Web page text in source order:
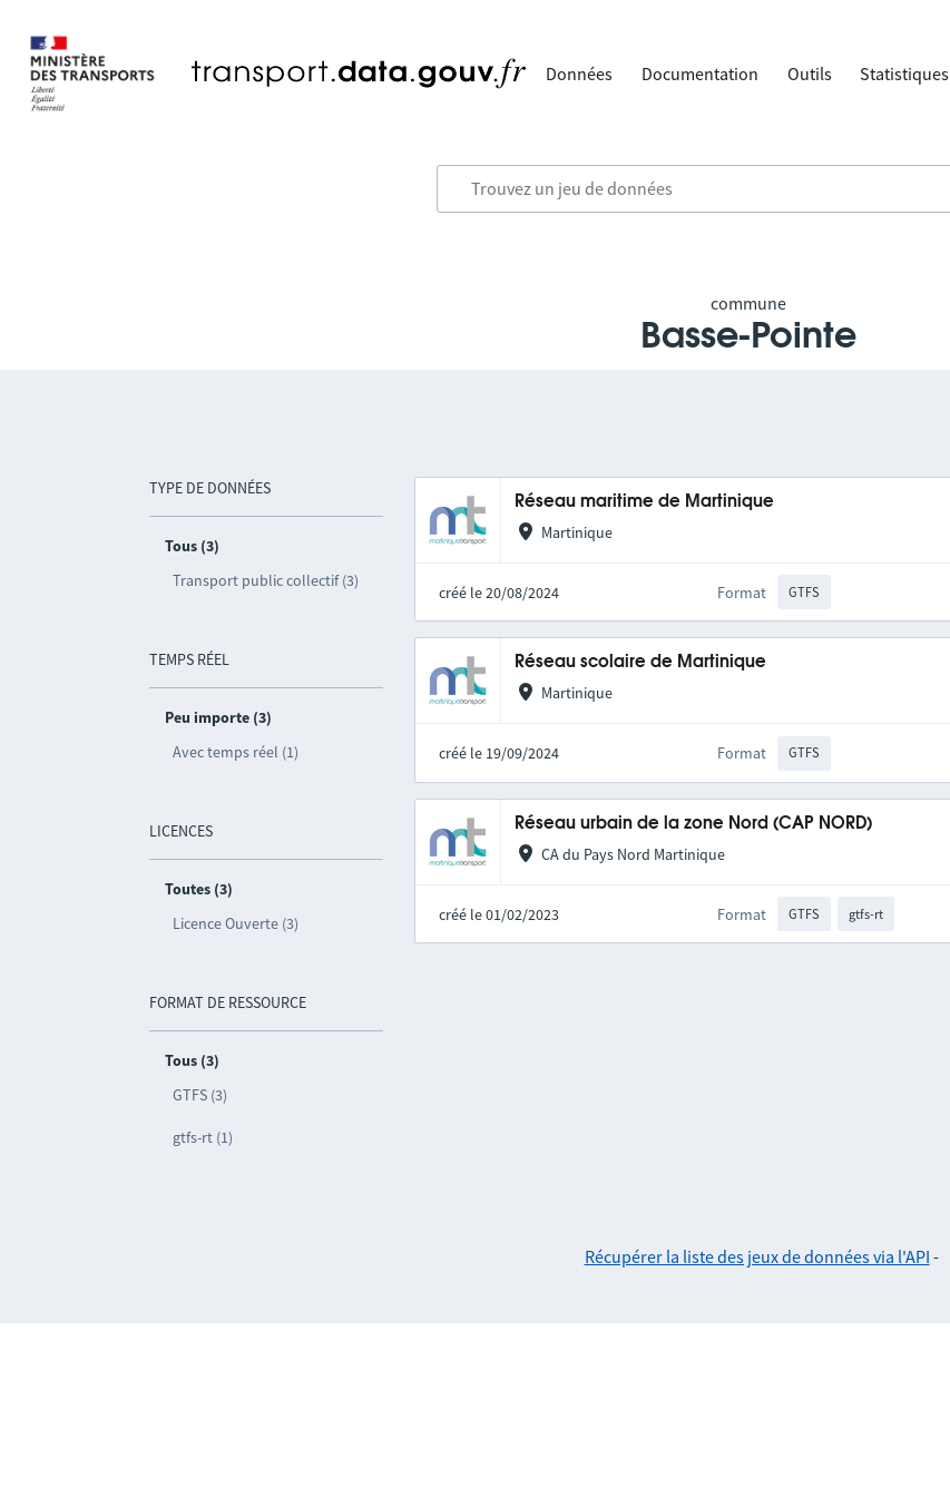
Données Documentation Outils Statistiques
commune
Basse-Pointe
TYPE DE DONNÉES
Tous (3)
Transport public collectif (3)
TEMPS RÉEL
Peu importe (3)
Avec temps réel (1)
LICENCES
Toutes (3)
Licence Ouverte (3)
FORMAT DE RESSOURCE
Tous (3)
GTFS (3)
gtfs-rt (1)
Réseau maritime de Martinique
Martinique
créé le 20/08/2024 Format GTFS
Réseau scolaire de Martinique
Martinique
créé le 19/09/2024 Format GTFS
Réseau urbain de la zone Nord (CAP NORD)
CA du Pays Nord Martinique
créé le 01/02/2023 Format GTFS gtfs-rt
Récupérer la liste des jeux de données via l'API -